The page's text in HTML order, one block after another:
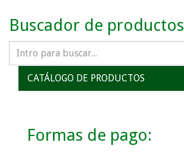
Buscador de productos
CATÁLOGO DE PRODUCTOS
Formas de pago: